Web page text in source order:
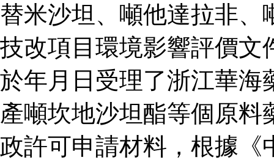
替米沙坦、噸他達拉非
技改項目環境影響評價文
於年月日受理了浙江華海
產噸坎地沙坦酯等個原
政許可申請材料，根據《